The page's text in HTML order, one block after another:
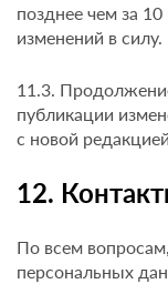
позднее чем за
изменений в силу.
11.3.
публикации
с новой
12.
По всем
персональных